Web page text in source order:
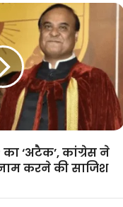
का ‘अटैक’, कांग्रेस ने
करने की साजिश